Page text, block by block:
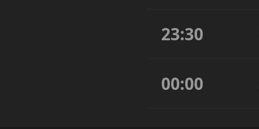
23:30
00:00